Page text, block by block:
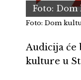
Foto: Dom
Foto:
Audicija će
kulture u